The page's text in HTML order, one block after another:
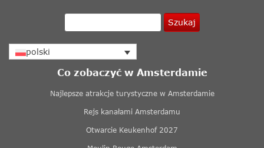
Szukaj
polski
Co zobaczyć w Amsterdamie
Najlepsze atrakcje turystyczne w Amsterdamie
Rejs kanałami Amsterdamu
Otwarcie Keukenhof 2027